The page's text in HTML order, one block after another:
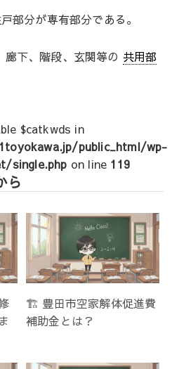
部分が専有部分である。
下、階段、玄関等の 共用部
$catkwds in
public_html/wp-
single.php on line 119
ら
🏗️ 豊田市空家解体促進費
補助金とは？